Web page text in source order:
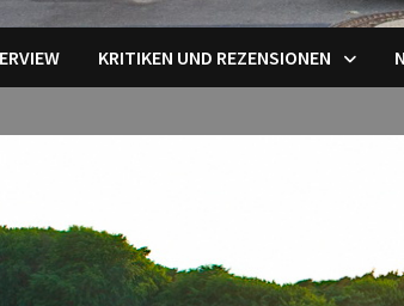
KRITIKEN UND REZENSIONEN